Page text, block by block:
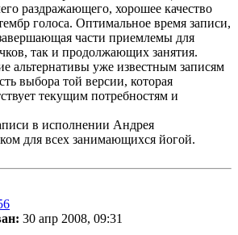
раздражающего, хорошее качество
голоса. Оптимальное время записи,
части приемлемы для
так и продолжающих занятия.
альтернативы уже известным записям
выбора той версии, которая
текущим потребностям и
в исполнении Андрея
для всех занимающихся йогой.
30 апр 2008, 09:31